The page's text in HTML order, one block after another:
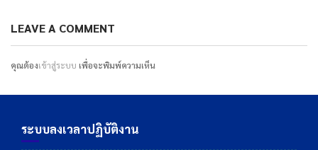
LEAVE A COMMENT
คุณต้องเข้าสู่ระบบ เพื่อจะพิมพ์ความเห็น
ระบบลงเวลาปฏิบัติงาน